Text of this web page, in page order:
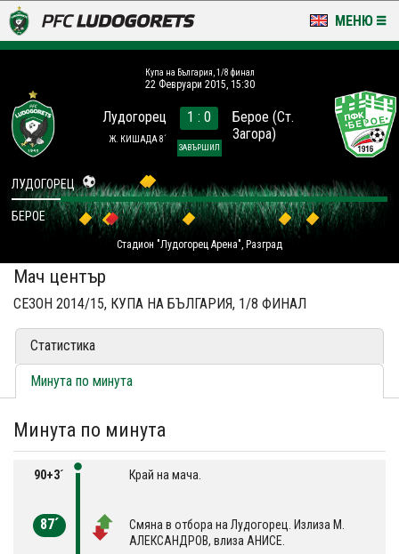
МЕНЮ
LUDOGORETS TV
НА ТЕРЕНА
СТАДИОН & БАЗИ
КЛУБ
ЗА ФЕНОВЕ
Купа на България, 1/8 финал
22 Февруари 2015, 15:30
Лудогорец
Ж. КИШАДА 8´
1 : 0
ЗАВЪРШИЛ
Берое (Ст.
Загора)
Стадион "Лудогорец Арена", Разград
ЛУДОГОРЕЦ
БЕРОЕ
Мач център
СЕЗОН 2014/15, КУПА НА БЪЛГАРИЯ, 1/8 ФИНАЛ
Статистика
Минута по минута
Минута по минута
90+3´ Край на мача.
87´
Смяна в отбора на Лудогорец. Излиза М.
АЛЕКСАНДРОВ, влиза АНИСЕ.